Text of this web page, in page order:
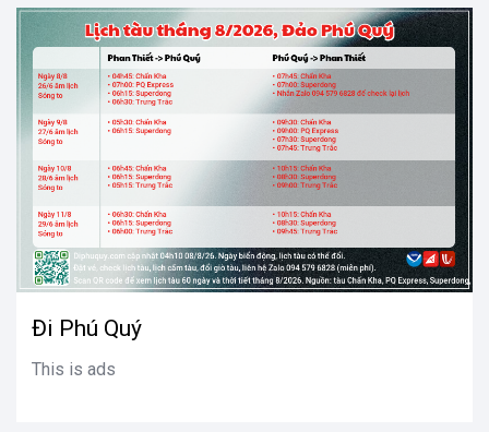
Đi Phú Quý
This is ads